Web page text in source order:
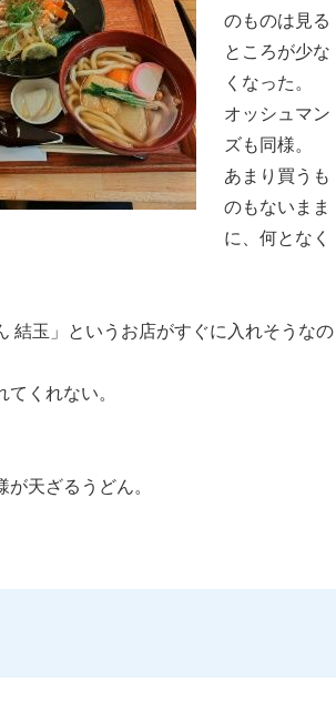
のものは見る
ところが少な
くなった。
オッシュマン
ズも同様。
あまり買うも
のもないまま
に、何となく
結玉」というお店がすぐに入れそうなの
くれない。
天ざるうどん。